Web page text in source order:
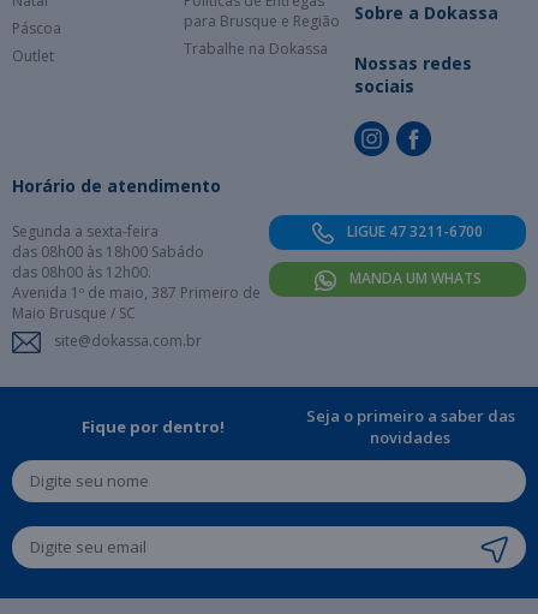
Páscoa
Outlet
para Brusque e Região
Trabalhe na Dokassa
Sobre a Dokassa
Nossas redes
sociais
Horário de atendimento
Segunda a sexta-feira
das 08h00 às 18h00 Sabádo
das 08h00 às 12h00.
Avenida 1º de maio, 387 Primeiro de
Maio Brusque / SC
site@dokassa.com.br
LIGUE 47 3211-6700
MANDA UM WHATS
Fique por dentro!
Seja o primeiro a saber das
novidades